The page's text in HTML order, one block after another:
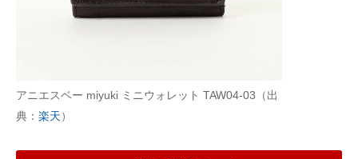
アニエスベー miyuki ミニウォレット TAW04-03（出
典： 楽天）